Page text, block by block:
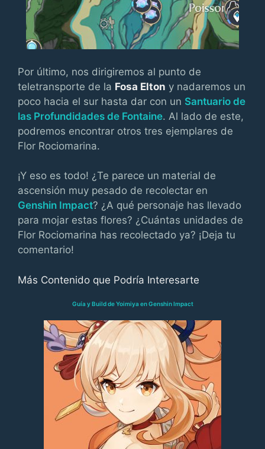
Por último, nos dirigiremos al punto de
teletransporte de la Fosa Elton y nadaremos un
poco hacia el sur hasta dar con un Santuario de
las Profundidades de Fontaine. Al lado de este,
podremos encontrar otros tres ejemplares de
Flor Rociomarina.
¡Y eso es todo! ¿Te parece un material de
ascensión muy pesado de recolectar en
Genshin Impact? ¿A qué personaje has llevado
para mojar estas flores? ¿Cuántas unidades de
Flor Rociomarina has recolectado ya? ¡Deja tu
comentario!
Más Contenido que Podría Interesarte
Guía y Build de Yoimiya en Genshin Impact